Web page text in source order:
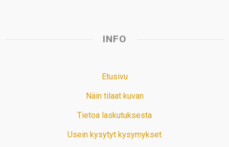
INFO
Etusivu
Näin tilaat kuvan
Tietoa laskutuksesta
Usein kysytyt kysymykset